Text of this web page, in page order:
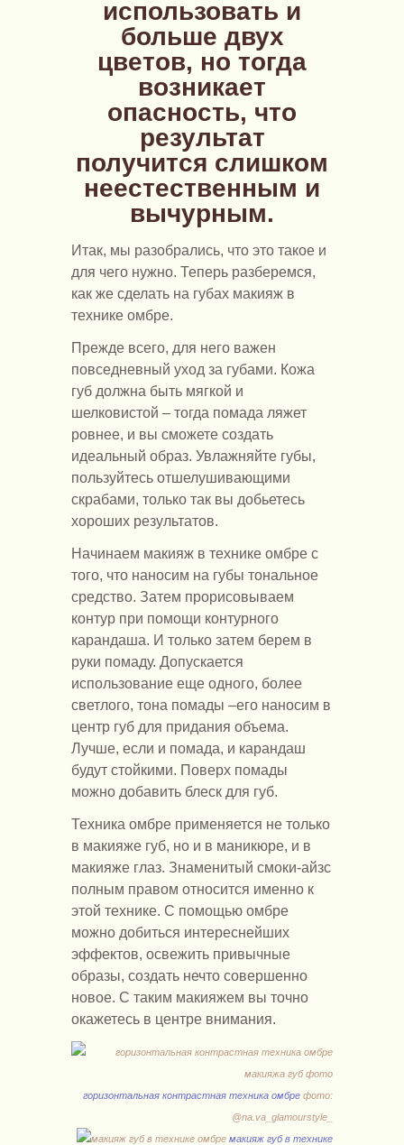
использовать и
больше двух
цветов, но тогда
возникает
опасность, что
результат
получится слишком
неестественным и
вычурным.
Итак, мы разобрались, что это такое и
для чего нужно. Теперь разберемся,
как же сделать на губах макияж в
технике омбре.
Прежде всего, для него важен
повседневный уход за губами. Кожа
губ должна быть мягкой и
шелковистой – тогда помада ляжет
ровнее, и вы сможете создать
идеальный образ. Увлажняйте губы,
пользуйтесь отшелушивающими
скрабами, только так вы добьетесь
хороших результатов.
Начинаем макияж в технике омбре с
того, что наносим на губы тональное
средство. Затем прорисовываем
контур при помощи контурного
карандаша. И только затем берем в
руки помаду. Допускается
использование еще одного, более
светлого, тона помады –его наносим в
центр губ для придания объема.
Лучше, если и помада, и карандаш
будут стойкими. Поверх помады
можно добавить блеск для губ.
Техника омбре применяется не только
в макияже губ, но и в маникюре, и в
макияже глаз. Знаменитый смоки-айзс
полным правом относится именно к
этой технике. С помощью омбре
можно добиться интереснейших
эффектов, освежить привычные
образы, создать нечто совершенно
новое. С таким макияжем вы точно
окажетесь в центре внимания.
горизонтальная контрастная техника омбре фото:
@na.va_glamourstyle_
макияж губ в технике